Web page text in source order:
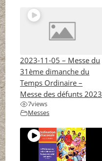
2023-11-05 – Messe du
31ème dimanche du
Temps Ordinaire –
Messe des défunts 2023
7views
Messes